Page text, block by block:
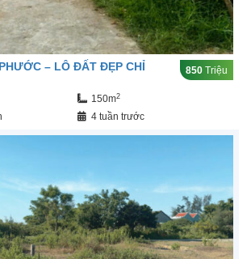
– LÔ ĐẤT ĐẸP CHỈ
850 Triệu
150m2
4 tuần trước